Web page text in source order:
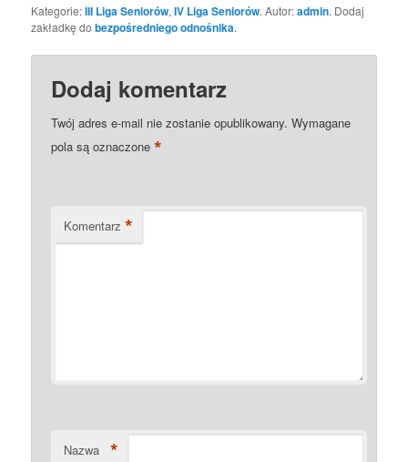
Kategorie:III Liga Seniorów,IV Liga Seniorów. Autor:admin. Dodaj
zakładkę dobezpośredniego odnośnika.
Dodaj komentarz
Twój adres e-mail nie zostanie opublikowany. Wymagane
pola są oznaczone*
Komentarz *
Nazwa *